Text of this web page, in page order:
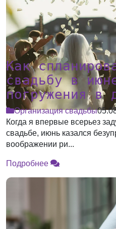
Как
свадьбу в
погружения в
Организация свадьбы
Когда я впервые всерьез
свадьбе, июнь казался
воображении ри...
Подробнее